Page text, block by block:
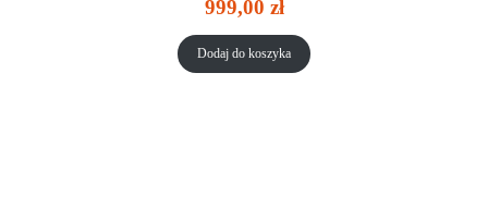
999,00 zł
Dodaj do koszyka